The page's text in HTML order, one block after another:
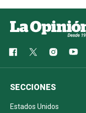
SECCIONES
Estados Unidos